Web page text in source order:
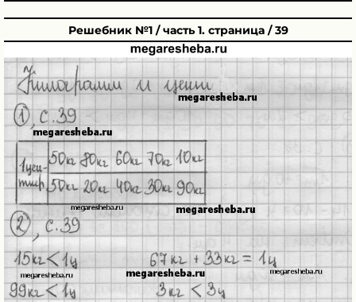
Решебник №1 / часть 1. страница / 39